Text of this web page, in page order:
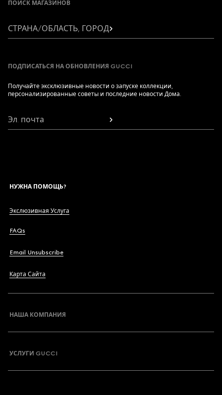
ПОИСК МАГАЗИНОВ
СТРАНА/ОБЛАСТЬ, ГОРОД
ПОДПИСАТЬСЯ НА ОБНОВЛЕНИЯ GUCCI
Получайте эксклюзивные новости о запуске коллекции,
персонализированные советы и последние новости Дома.
Эл. почта
НУЖНА ПОМОЩЬ?
Экслюзивная Услуга
FAQs
Email Unsubscribe
Карта Сайта
НАША КОМПАНИЯ
УСЛУГИ GUCCI